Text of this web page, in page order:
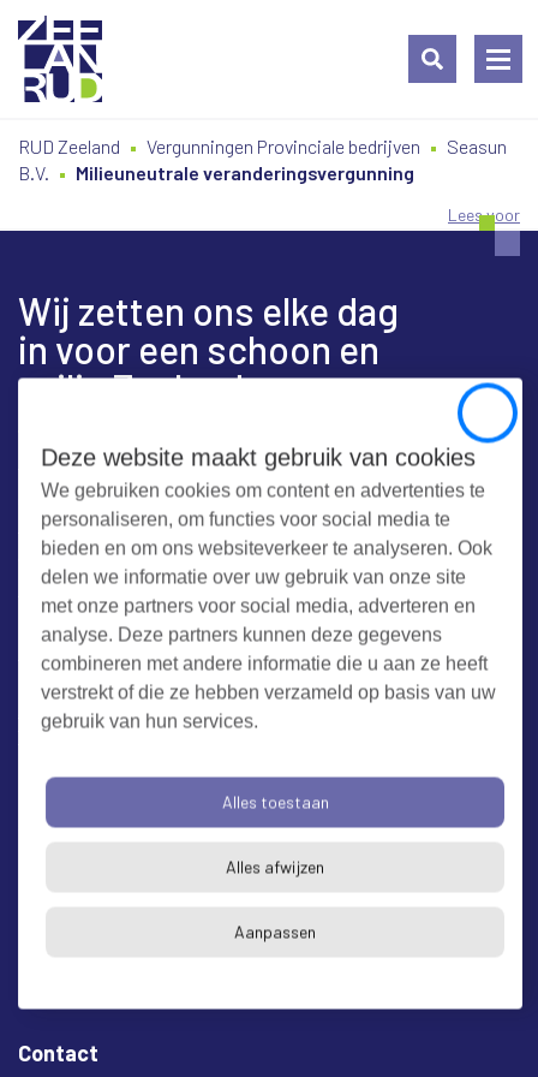
Close
Deze website maakt gebruik van cookies
We gebruiken cookies om content en advertenties te
personaliseren, om functies voor social media te
bieden en om ons websiteverkeer te analyseren. Ook
delen we informatie over uw gebruik van onze site
met onze partners voor social media, adverteren en
analyse. Deze partners kunnen deze gegevens
combineren met andere informatie die u aan ze heeft
verstrekt of die ze hebben verzameld op basis van uw
gebruik van hun services.
Alles toestaan
Alles afwijzen
Aanpassen
naar
naarRUD Zeeland Vergunningen Provinciale bedrijven
Seasun
B.V.
Milieuneutrale veranderingsvergunning
Lees voor
Wij zetten ons elke dag
in voor een schoon en
veilig Zeeland
Contact
Werken bij RUD Zeeland
Milieuklacht melden
Algemene voorwaarden
Toegankelijkheid
Bezoekadres en postadres
* op afspraak
RUD Zeeland
Buitenruststraat 6
Contact